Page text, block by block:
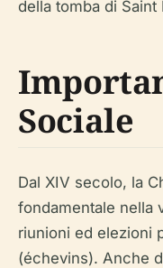
della tomba di Saint
Sociale
Dal XIV secolo, la
fondamentale nella
riunioni ed elezioni
(échevins). Anche